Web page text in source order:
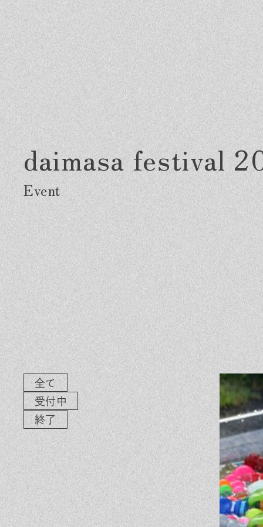
daimasa festival
全て
受付中
終了
Greeting
はじめましての方へ
Made in DAIMASA
私たちの想い
オーダーメイドの住まい
素材のこだわり
住まいの特性
家づくりの流れ
保証とサポート
ヒノキプロジェクト
施
ス
イ
気
よ
お
木
In
st
ag
Fa
ce
bo
LI
N
E